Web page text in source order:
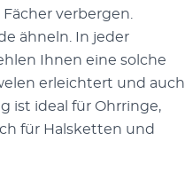
verbergen.
ähneln. In jeder
Ihnen eine solche
erleichtert und auch
ist ideal für Ohrringe,
für Halsketten und